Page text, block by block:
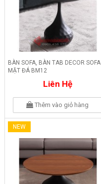
BÀN SOFA, BÀN TAB DECOR SOFA
MẶT ĐÁ BM12
Liên Hệ
Thêm vào giỏ hàng
NEW